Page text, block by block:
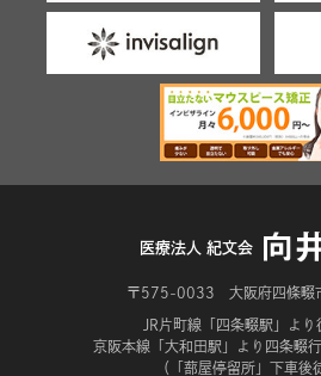
医療法人 紀文会
〒575-0033 大阪府四條畷
JR片町線「四条畷駅」よ
京阪本線「大和田駅」より四条畷
（「蔀屋停留所」下車後